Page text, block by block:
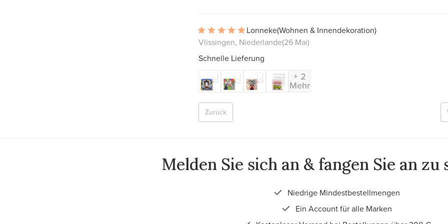
Lonneke(Wohnen & Innendekoration)
Vlissingen, Niederlande(26 Mai)
Schnelle Lieferung
+ 2
Mehr
Zurück
Melden Sie sich an & fangen Sie an zu
Niedrige Mindestbestellmengen
Ein Account für alle Marken